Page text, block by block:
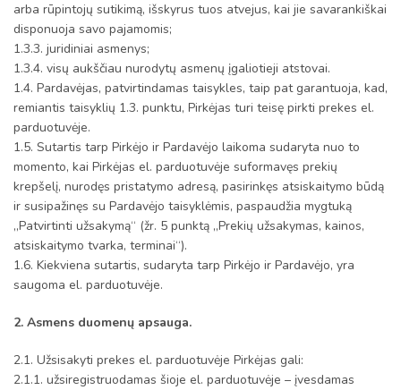
arba rūpintojų sutikimą, išskyrus tuos atvejus, kai jie savarankiškai
disponuoja savo pajamomis;
1.3.3. juridiniai asmenys;
1.3.4. visų aukščiau nurodytų asmenų įgaliotieji atstovai.
1.4. Pardavėjas, patvirtindamas taisykles, taip pat garantuoja, kad,
remiantis taisyklių 1.3. punktu, Pirkėjas turi teisę pirkti prekes el.
parduotuvėje.
1.5. Sutartis tarp Pirkėjo ir Pardavėjo laikoma sudaryta nuo to
momento, kai Pirkėjas el. parduotuvėje suformavęs prekių
krepšelį, nurodęs pristatymo adresą, pasirinkęs atsiskaitymo būdą
ir susipažinęs su Pardavėjo taisyklėmis, paspaudžia mygtuką
„Patvirtinti užsakymą“ (žr. 5 punktą „Prekių užsakymas, kainos,
atsiskaitymo tvarka, terminai“).
1.6. Kiekviena sutartis, sudaryta tarp Pirkėjo ir Pardavėjo, yra
saugoma el. parduotuvėje.
2. Asmens duomenų apsauga.
2.1. Užsisakyti prekes el. parduotuvėje Pirkėjas gali:
2.1.1. užsiregistruodamas šioje el. parduotuvėje – įvesdamas